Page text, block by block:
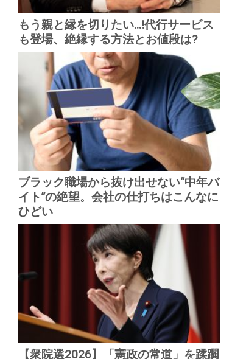
もう親と縁を切りたい...!代行サービス
も登場、絶縁する方法とお値段は?
ブラック職場から抜け出せない“中年バ
イト”の絶望。会社の仕打ちはこんなに
ひどい
【衆院選2026】「憲政の常道」を蹂躙